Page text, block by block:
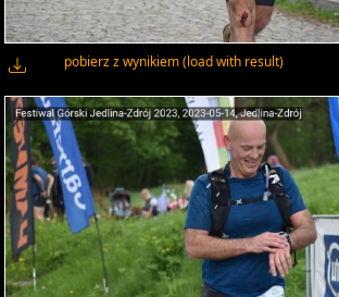
pobierz z wynikiem (load with result)